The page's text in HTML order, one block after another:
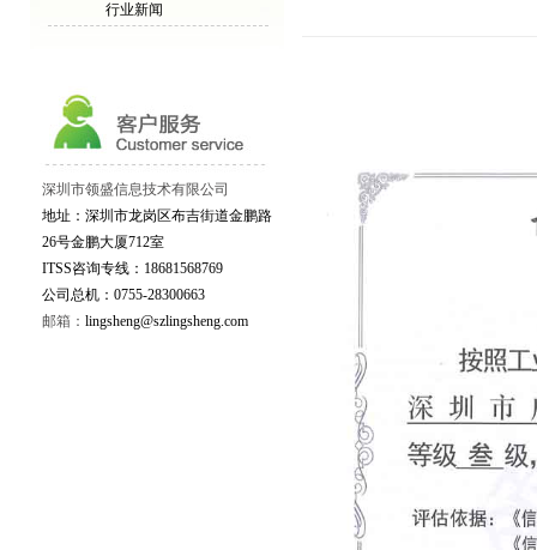
行业新闻
深圳市领盛信息技术有限公司
地址：深圳市龙岗区布吉街道金鹏路
26号金鹏大厦712室
ITSS咨询专线：18681568769
公司总机：0755-28300663
邮箱： lingsheng@szlingsheng.com